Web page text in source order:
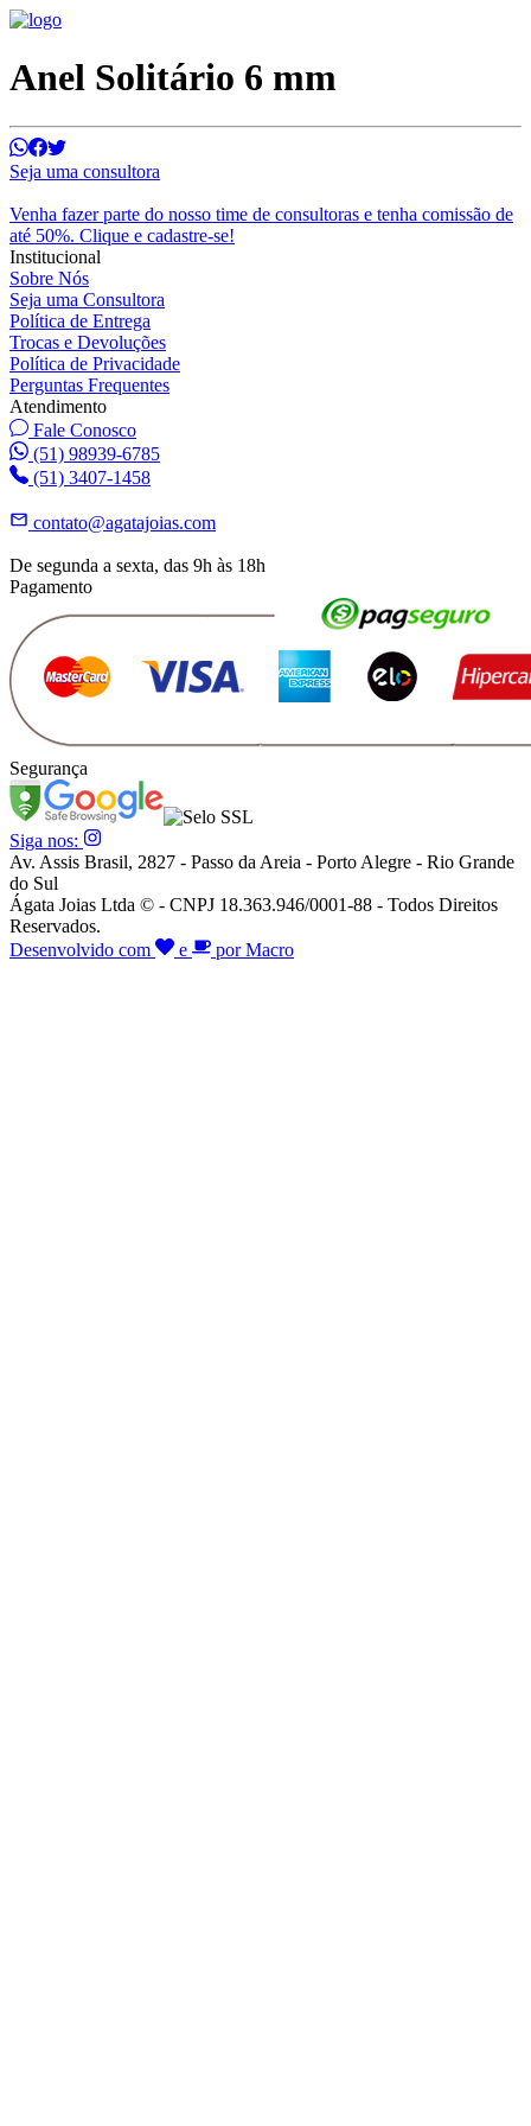
Anel Solitário 6 mm
Seja uma consultora
Venha fazer parte do nosso time de consultoras e tenha comissão de
até 50%. Clique e cadastre-se!
Institucional
Sobre Nós
Seja uma Consultora
Política de Entrega
Trocas e Devoluções
Política de Privacidade
Perguntas Frequentes
Atendimento
Fale Conosco
(51) 98939-6785
(51) 3407-1458
contato@agatajoias.com
De segunda a sexta, das 9h às 18h
Pagamento
Segurança
Siga nos:
Av. Assis Brasil, 2827 - Passo da Areia - Porto Alegre - Rio Grande
do Sul
Ágata Joias Ltda © - CNPJ 18.363.946/0001-88 - Todos Direitos
Reservados.
Desenvolvido com
e por Macro